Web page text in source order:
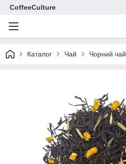
CoffeeCulture
Каталог Чай Чорний чай